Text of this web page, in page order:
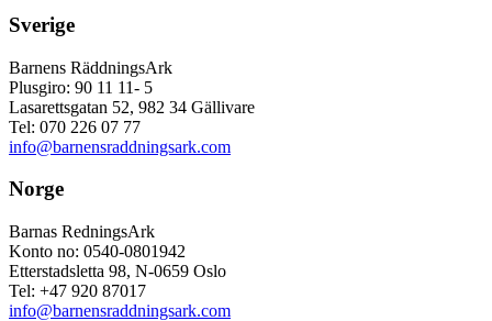
Sverige
Barnens RäddningsArk
Plusgiro: 90 11 11- 5
Lasarettsgatan 52, 982 34 Gällivare
Tel: 070 226 07 77
info@barnensraddningsark.com
Norge
Barnas RedningsArk
Konto no: 0540-0801942
Etterstadsletta 98, N-0659 Oslo
Tel: +47 920 87017
info@barnensraddningsark.com